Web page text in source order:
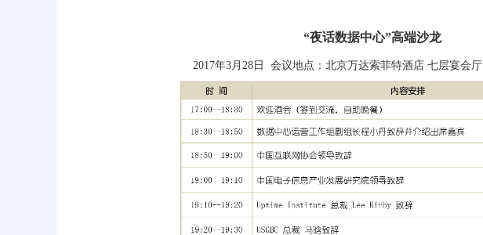
“夜话数据中心”高端沙龙
2017年3月28日 会议地点：北京万达索菲特酒店 七层宴会厅